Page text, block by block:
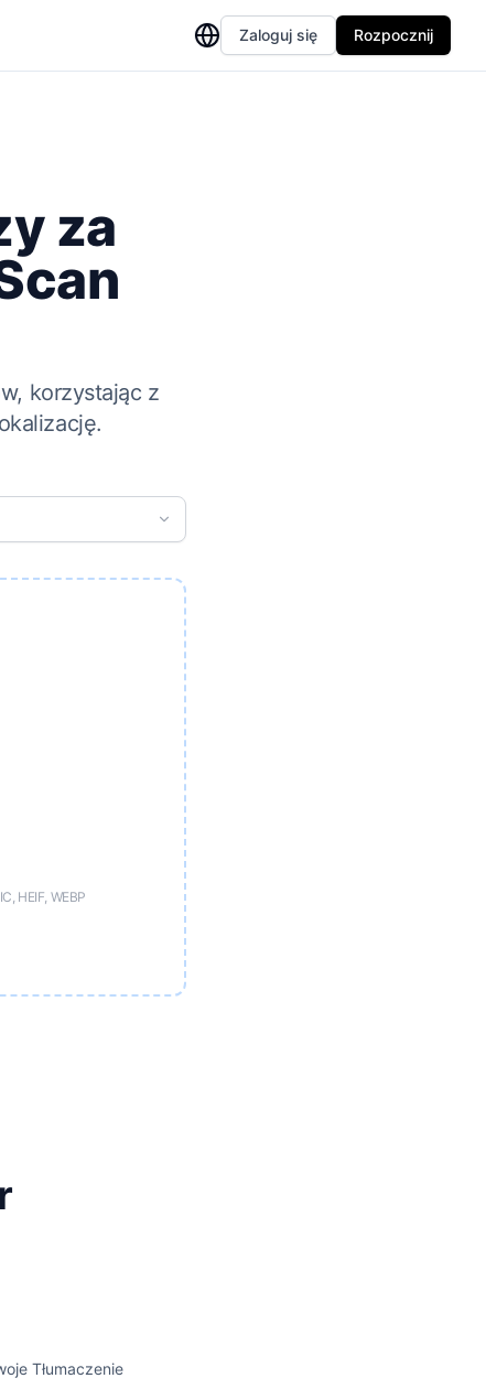
Zaloguj się Rozpocznij
za
korzystając z
HEIF, WEBP
Tłumaczenie